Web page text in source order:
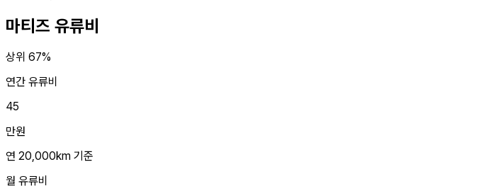
마티즈 유류비
상위 67%
연간 유류비
45
만원
연 20,000km 기준
월 유류비